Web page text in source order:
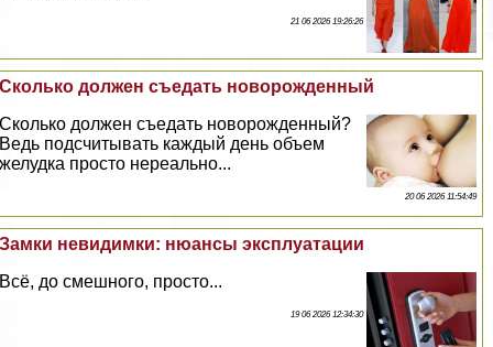
21 06 2026 19:26:26
Сколько должен съедать новорожденный
Сколько должен съедать новорожденный?
Ведь подсчитывать каждый день объем
желудка просто нереально...
20 06 2026 11:54:49
Замки невидимки: нюансы эксплуатации
Всё, до смешного, просто...
19 06 2026 12:34:30